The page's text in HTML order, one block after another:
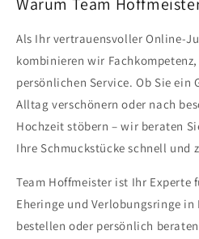
Als Ihr vertrauensvoller Online-
kombinieren wir
persönlichen Service. Ob Sie ein
Alltag verschönern oder nach
Hochzeit stöbern – wir beraten
Ihre Schmuckstücke schnell und
Team Hoffmeister ist Ihr Experte
Eheringe und Verlobungsringe in
bestellen oder persönlich